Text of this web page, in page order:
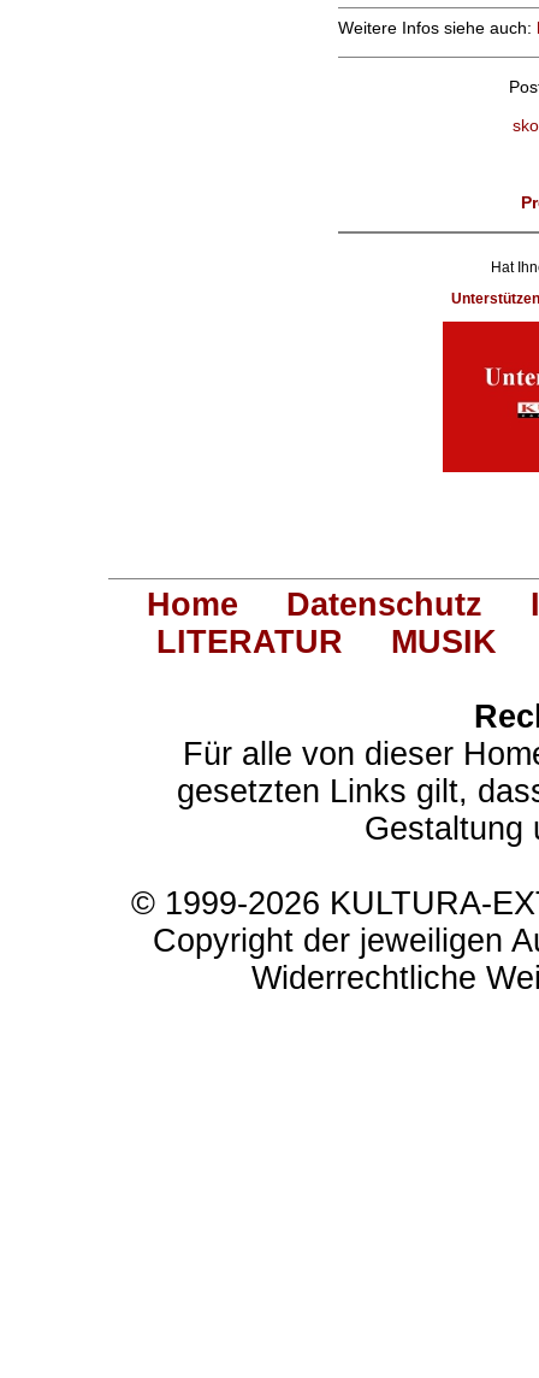
Weitere Infos siehe auch:
Hat
Home Datenschutz
LITERATUR
MUSIK
Für alle von dieser
gesetzten Links gilt,
Gestaltung
© 1999-2026 KULTURA-
Copyright der jeweiligen
Widerrechtliche